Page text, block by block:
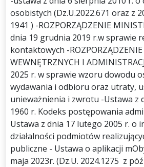
osobistych (Dz.U.2022.671 oraz z
1941 ) -ROZPORZĄDZENIE
dnia 19 grudnia 2019 r.w sprawie
kontaktowych -
WEWNĘTRZNYCH I
2025 r. w sprawie wzoru dowodu
wydawania i odbioru oraz utraty,
unieważnienia i zwrotu -Ustawa z
1960 r. Kodeks postępowania
Ustawa z dnia 17 lutego 2005 r. o
działalności podmiotów
publiczne - Ustawa o aplikacji
maja 2023r. (Dz.U. 2024.1275 z